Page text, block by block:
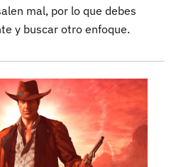
mal, por lo que debes
y buscar otro enfoque.